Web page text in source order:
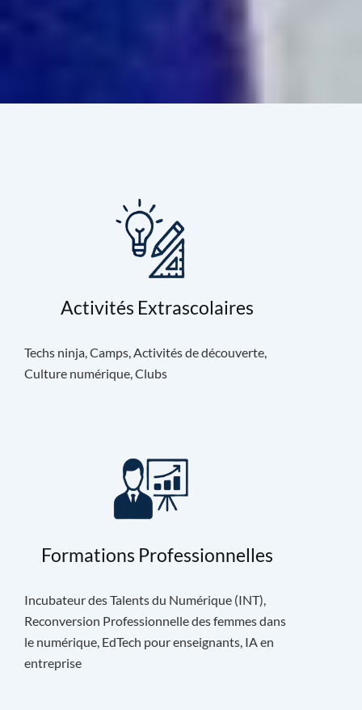
Activités Extrascolaires
Techs ninja, Camps, Activités de découverte,
Culture numérique, Clubs
Formations Professionnelles
Incubateur des Talents du Numérique (INT),
Reconversion Professionnelle des femmes dans
le numérique, EdTech pour enseignants, IA en
entreprise